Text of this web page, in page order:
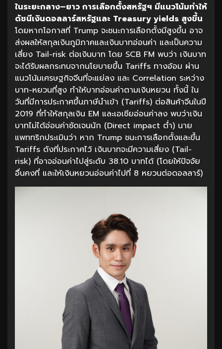
ในระยะกลาง–ยาว การเลือกตั้งสหรัฐฯ มีแนวโน้มทำให้
ดัชนีเงินดอลลาร์สหรัฐและ Treasury yields สูงขึ้น
โดยหากโอกาสที่ Trump จะชนะการเลือกตั้งมีสูงขึ้น อาจ
ส่งผลให้สกุลเงินภูมิภาคและเงินบาทอ่อนค่า และเป็นความ
เสี่ยง Tail-risk ต่อเงินบาท โดย SCB FM พบว่า เงินบาท
จะได้รับผลกระทบจากนโยบายขึ้น Tariffs ทางอ้อม ผ่าน
แนวโน้มเศรษฐกิจจีนที่จะแย่ลง และ Correlation ระหว่าง
บาท-หยวนที่สูง ทำให้บาทอ่อนค่าตามเงินหยวน ทั้งนี้ ใน
วันที่มีการประกาศขึ้นภาษีนำเข้า (Tariffs) ต่อสินค้าจีนในปี
2019 ที่ทำให้สกุลเงิน EM และเอเชียอ่อนค่าลง พบว่าเงิน
บาทไม่ได้อ่อนค่าชัดเจนนัก (Direct impact ต่ำ) นาย
แพททริกประเมินว่า หาก Trump ชนะการเลือกตั้งและขึ้น
Tariffs ดังที่ประกาศไว้ เงินบาทจะมีความเสี่ยง (Tail-
risk) ที่อาจอ่อนค่าไปสู่ระดับ 38.10 บาทได้ (โดยให้ปัจจัย
อื่นคงที่ และให้เงินหยวนอ่อนค่าไปที่ 8 หยวนต่อดอลลาร์)